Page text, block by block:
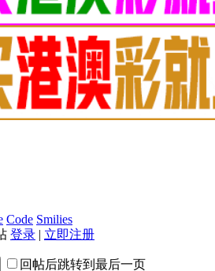
Code Smilies
登录 | 立即注册
回帖后跳转到最后一页